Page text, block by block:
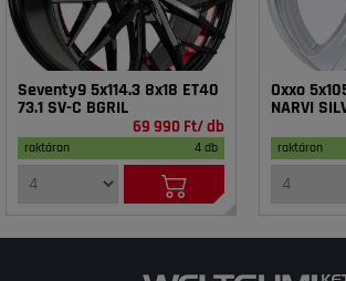
Seventy9 5x114.3 8x18 ET40
73.1 SV-C BGRIL
69 990 Ft/ db
raktáron 4 db
Oxxo
NARVI
raktáron